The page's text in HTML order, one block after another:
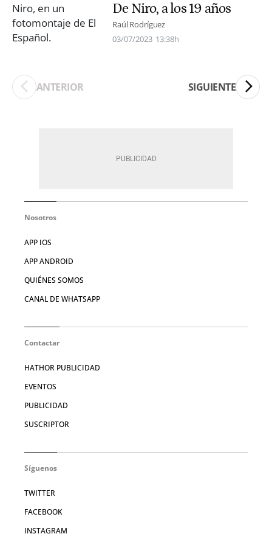
De Niro, a los 19 años
Raúl Rodríguez
03/07/2023 13:38h
ANTERIOR SIGUIENTE
Nosotros
APP IOS
APP ANDROID
QUIÉNES SOMOS
CANAL DE WHATSAPP
Contactar
HATHOR PUBLICIDAD
EVENTOS
PUBLICIDAD
SUSCRIPTOR
Síguenos
TWITTER
FACEBOOK
INSTAGRAM